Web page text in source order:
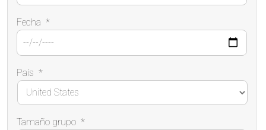
Fecha *
País *
Tamaño grupo *